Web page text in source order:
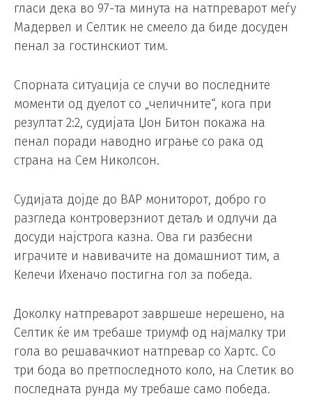
гласи дека во 97-та минута на натпреварот меѓу
Мадервел и Селтик не смеело да биде досуден
пенал за гостинскиот тим.
Спорната ситуација се случи во последните
моменти од дуелот со „челичните“, кога при
резултат 2:2, судијата Џон Битон покажа на
пенал поради наводно играње со рака од
страна на Сем Николсон.
Судијата дојде до ВАР мониторот, добро го
разгледа контроверзниот детаљ и одлучи да
досуди најстрога казна. Ова ги разбесни
играчите и навивачите на домашниот тим, а
Келечи Ихеначо постигна гол за победа.
Доколку натпреварот завршеше нерешено, на
Селтик ќе им требаше триумф од најмалку три
гола во решавачкиот натпревар со Хартс. Со
три бода во претпоследното коло, на Слетик во
последната рунда му требаше само победа.